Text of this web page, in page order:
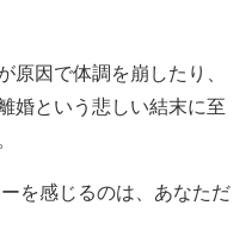
原因で体調を崩したり、
婚という悲しい結末に至
を感じるのは、あなただ